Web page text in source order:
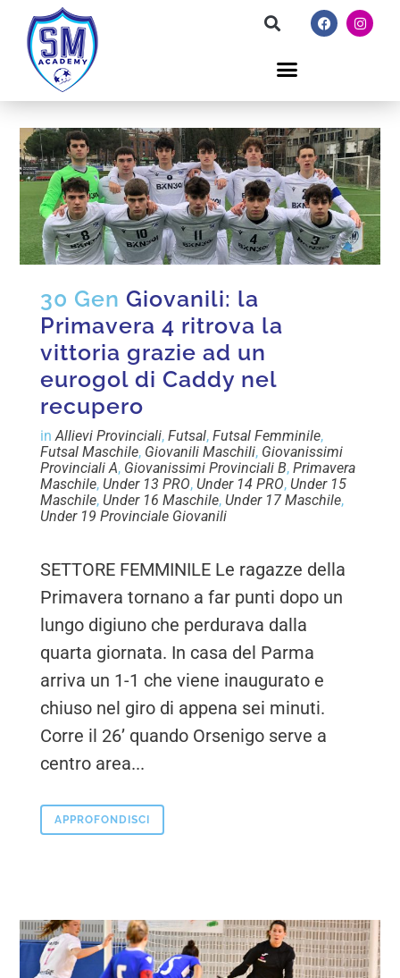
30 Gen Giovanili: la
Primavera 4 ritrova la
vittoria grazie ad un
eurogol di Caddy nel
recupero
inAllievi Provinciali,Futsal,Futsal Femminile,
Futsal Maschile, Giovanili Maschili, Giovanissimi
Provinciali A, Giovanissimi Provinciali B,Primavera
Maschile, Under 13 PRO, Under 14 PRO, Under 15
Maschile, Under 16 Maschile, Under 17 Maschile,
Under 19 Provinciale Giovanili
SETTORE FEMMINILE Le ragazze della
Primavera tornano a far punti dopo un
lungo digiuno che perdurava dalla
quarta giornata. In casa del Parma
arriva un 1-1 che viene inaugurato e
chiuso nel giro di appena sei minuti.
Corre il 26’ quando Orsenigo serve a
centro area...
APPROFONDISCI